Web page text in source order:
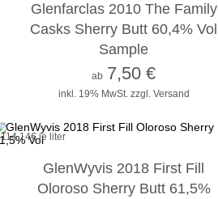
Glenfarclas 2010 The Family
Casks Sherry Butt 60,4% Vol
Sample
inkl. 19% MwSt. zzgl. Versand
ab 7,50 €
114,14€ je liter
GlenWyvis 2018 First Fill
Oloroso Sherry Butt 61,5%